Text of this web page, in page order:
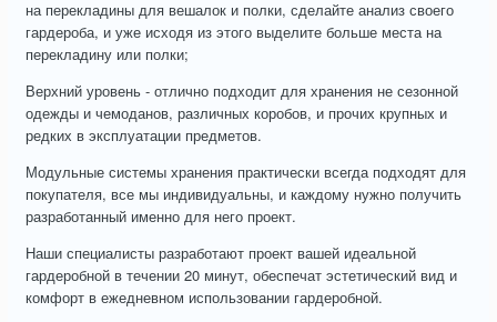
на перекладины для вешалок и полки, сделайте анализ своего
гардероба, и уже исходя из этого выделите больше места на
перекладину или полки;
Верхний уровень - отлично подходит для хранения не сезонной
одежды и чемоданов, различных коробов, и прочих крупных и
редких в эксплуатации предметов.
Модульные системы хранения практически всегда подходят для
покупателя, все мы индивидуальны, и каждому нужно получить
разработанный именно для него проект.
Наши специалисты разработают проект вашей идеальной
гардеробной в течении 20 минут, обеспечат эстетический вид и
комфорт в ежедневном использовании гардеробной.